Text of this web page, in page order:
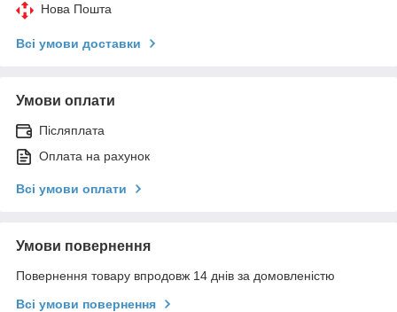
Нова Пошта
Всі умови доставки
Умови оплати
Післяплата
Оплата на рахунок
Всі умови оплати
Умови повернення
Повернення товару впродовж 14 днів за домовленістю
Всі умови повернення